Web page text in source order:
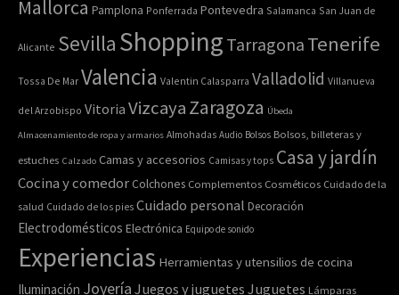
Mallorca Pamplona Ponferrada Pontevedra Salamanca San Juan de
Alicante Sevilla Shopping Tarragona Tenerife
Tossa De Mar Valencia Valentin Calasparra Valladolid Villanueva
del Arzobispo Vitoria VizcayaZaragoza Úbeda
Almacenamiento de ropa y armarios Almohadas Audio Bolsos Bolsos, billeteras y
estuches Calzado Camas y accesorios Camisas y tops Casa y jardín
Cocina y comedor Colchones Complementos Cosméticos Cuidado de la
salud Cuidado de los pies Cuidado personal Decoración
Electrodomésticos Electrónica Equipo de sonido
Experiencias Herramientas y utensilios de cocina
Iluminación Joyería Juegos y juguetes Juguetes Lámparas